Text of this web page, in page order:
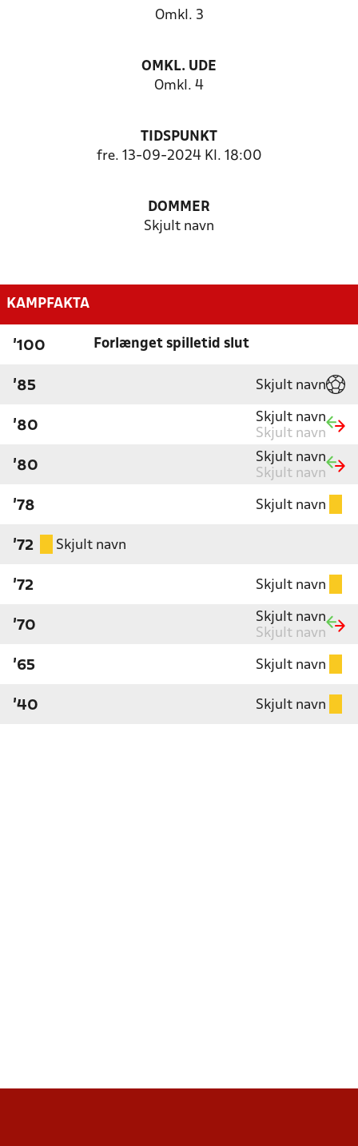
Omkl. 3
OMKL. UDE
Omkl. 4
TIDSPUNKT
fre. 13-09-2024 Kl. 18:00
DOMMER
Skjult navn
KAMPFAKTA
'100 Forlænget spilletid slut
'85 Skjult navn
'80
Skjult navn
Skjult navn
'80
Skjult navn
Skjult navn
'78 Skjult navn
'72 Skjult navn
'72 Skjult navn
'70
Skjult navn
Skjult navn
'65 Skjult navn
'40 Skjult navn